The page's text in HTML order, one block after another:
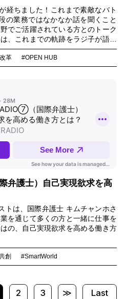
経ちました！これまで素敵なバト
の業務ではなかなか話を聞くこと
でご活躍されている方とのトーク
、これまでの軌跡をラジ子が語り
革 #OPEN HUB
弁護士）自己実現欲求を高
トは、国際弁護士 キムチャンホさ
を通じて多くの方と一緒に仕事を
の、自己実現欲求を高める働き方
創 #SmartWorld
2 3 ≫ Last